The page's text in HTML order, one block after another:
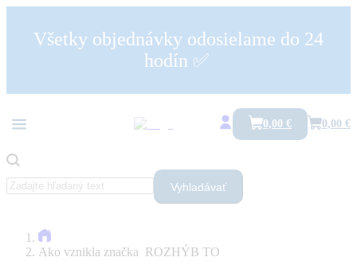
Všetky objednávky odosielame do 24
hodín ✅
Vyhladávať
0,00 € 0,00 €
Ako vznikla značka ROZHÝB TO